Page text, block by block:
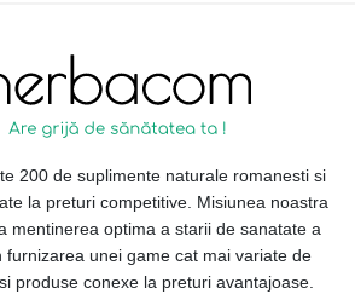
200 de suplimente naturale romanesti si
la preturi competitive. Misiunea noastra
mentinerea optima a starii de sanatate a
furnizarea unei game cat mai variate de
produse conexe la preturi avantajoase.